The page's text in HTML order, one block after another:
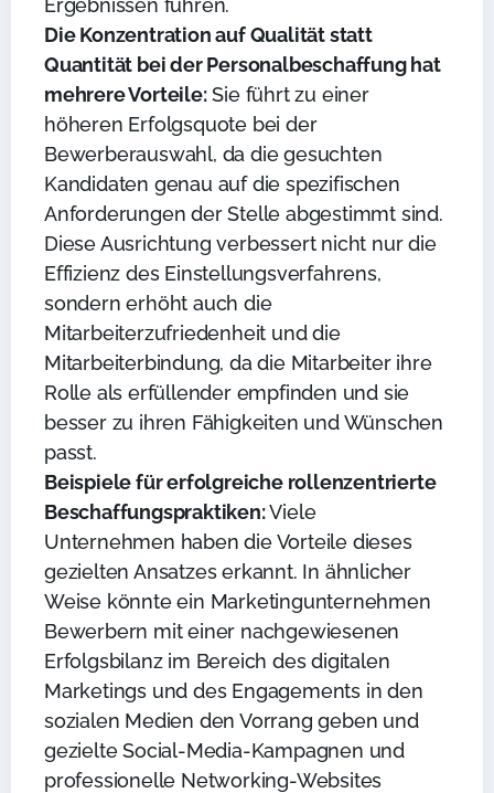
Ergebnissen führen.
Die Konzentration auf Qualität statt
Quantität bei der Personalbeschaffung hat
mehrere Vorteile:Sie führt zu einer
höheren Erfolgsquote bei der
Bewerberauswahl, da die gesuchten
Kandidaten genau auf die spezifischen
Anforderungen der Stelle abgestimmt sind.
Diese Ausrichtung verbessert nicht nur die
Effizienz des Einstellungsverfahrens,
sondern erhöht auch die
Mitarbeiterzufriedenheit und die
Mitarbeiterbindung, da die Mitarbeiter ihre
Rolle als erfüllender empfinden und sie
besser zu ihren Fähigkeiten und Wünschen
passt.
Beispiele für erfolgreiche rollenzentrierte
Beschaffungspraktiken:Viele
Unternehmen haben die Vorteile dieses
gezielten Ansatzes erkannt. In ähnlicher
Weise könnte ein Marketingunternehmen
Bewerbern mit einer nachgewiesenen
Erfolgsbilanz im Bereich des digitalen
Marketings und des Engagements in den
sozialen Medien den Vorrang geben und
gezielte Social-Media-Kampagnen und
professionelle Networking-Websites